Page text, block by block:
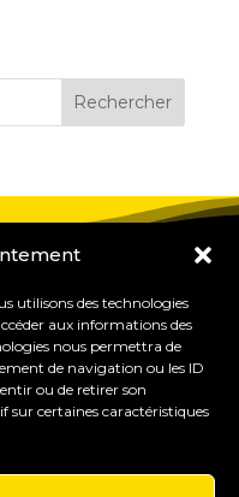
utilisons des technologies
aux informations des
nous permettra de
de navigation ou les ID
ou de retirer son
certaines caractéristiques